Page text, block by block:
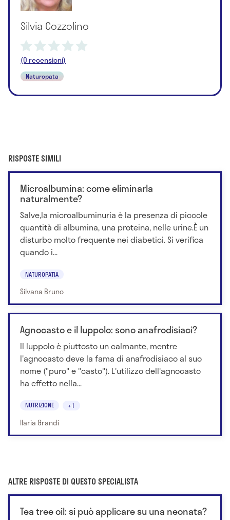
Silvia Cozzolino
(0 recensioni)
Naturopata
RISPOSTE SIMILI
Microalbumina: come eliminarla
naturalmente?
Salve,la microalbuminuria è la presenza di piccole
quantità di albumina, una proteina, nelle urine.È un
disturbo molto frequente nei diabetici. Si verifica
quando i...
NATUROPATIA
Silvana Bruno
Agnocasto e il luppolo: sono anafrodisiaci?
Il luppolo è piuttosto un calmante, mentre
l'agnocasto deve la fama di anafrodisiaco al suo
nome ("puro" e "casto"). L'utilizzo dell'agnocasto
ha effetto nella...
NUTRIZIONE +1
Ilaria Grandi
ALTRE RISPOSTE DI QUESTO SPECIALISTA
Tea tree oil: si può applicare su una neonata?